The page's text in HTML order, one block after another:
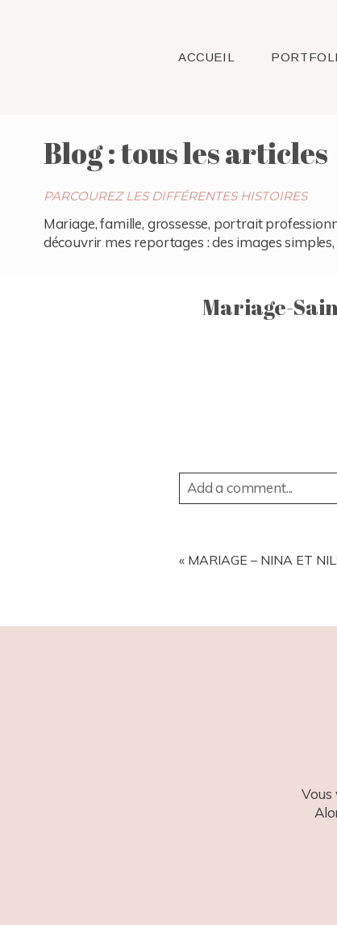
ACCUEIL
Blog : tous les articles
PARCOUREZ LES DIFFÉRENTES HISTOIRES
Mariage, famille, grossesse, portrait
découvrir mes reportages : des images
Mariage-
Add a comment...
« MARIAGE – NINA ET
Vous